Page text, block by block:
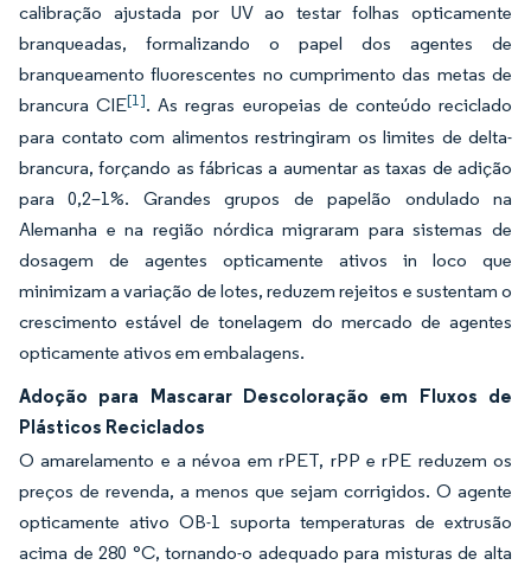
calibração ajustada por UV ao testar folhas opticamente
branqueadas, formalizando o papel dos agentes de
branqueamento fluorescentes no cumprimento das metas de
brancura CIE[1]. As regras europeias de conteúdo reciclado
para contato com alimentos restringiram os limites de delta-
brancura, forçando as fábricas a aumentar as taxas de adição
para 0,2–1%. Grandes grupos de papelão ondulado na
Alemanha e na região nórdica migraram para sistemas de
dosagem de agentes opticamente ativos in loco que
minimizam a variação de lotes, reduzem rejeitos e sustentam o
crescimento estável de tonelagem do mercado de agentes
opticamente ativos em embalagens.
Adoção para Mascarar Descoloração em Fluxos de
Plásticos Reciclados
O amarelamento e a névoa em rPET, rPP e rPE reduzem os
preços de revenda, a menos que sejam corrigidos. O agente
opticamente ativo OB-1 suporta temperaturas de extrusão
acima de 280 °C, tornando-o adequado para misturas de alta